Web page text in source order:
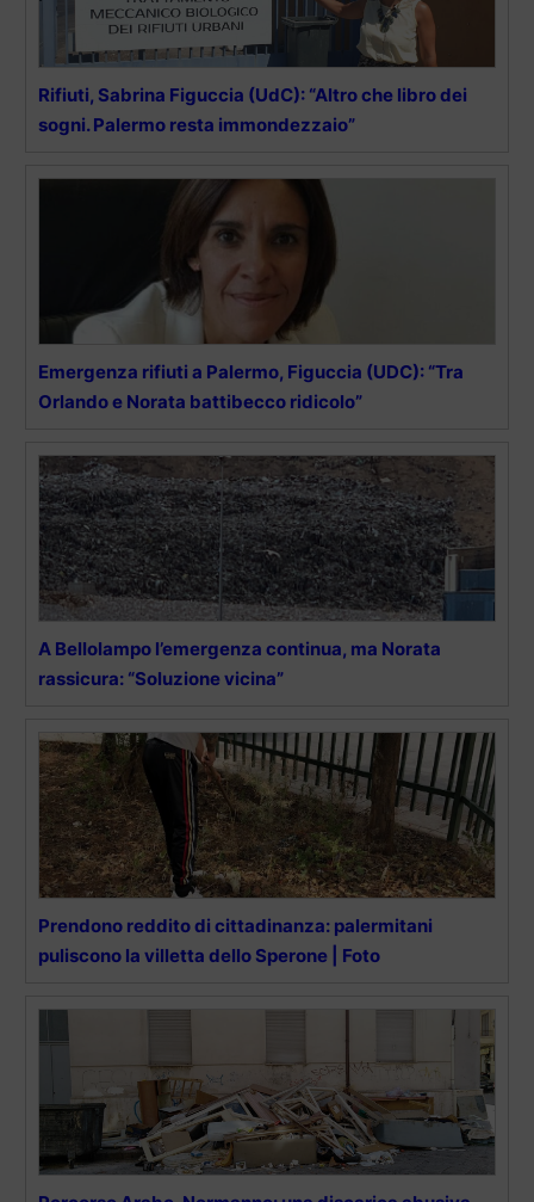
Rifiuti, Sabrina Figuccia (UdC): “Altro che libro dei
sogni. Palermo resta immondezzaio”
Emergenza rifiuti a Palermo, Figuccia (UDC): “Tra
Orlando e Norata battibecco ridicolo”
A Bellolampo l’emergenza continua, ma Norata
rassicura: “Soluzione vicina”
Prendono reddito di cittadinanza: palermitani
puliscono la villetta dello Sperone | Foto